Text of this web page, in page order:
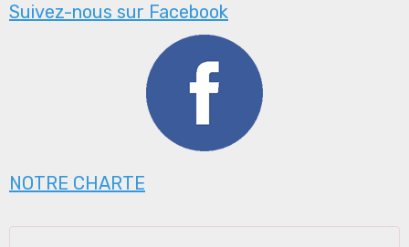
Suivez-nous sur Facebook
NOTRE CHARTE